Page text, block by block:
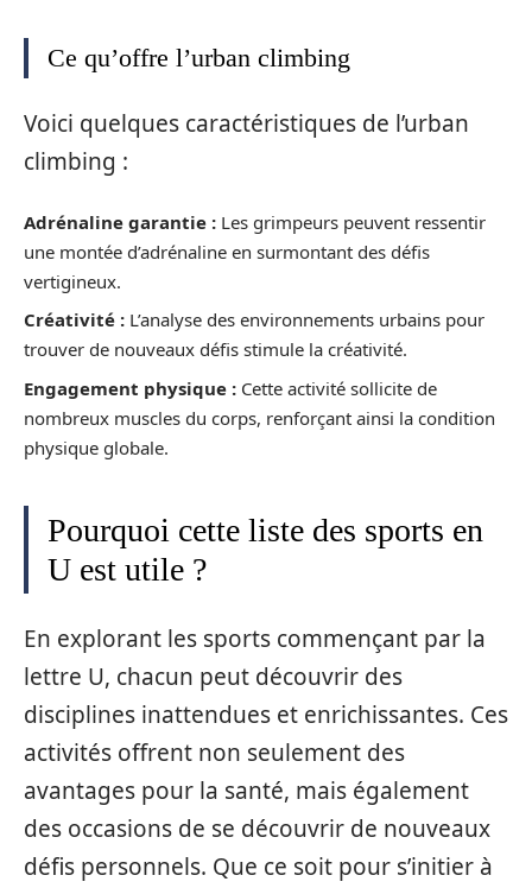
Ce qu’offre l’urban climbing
Voici quelques caractéristiques de l’urban
climbing :
Adrénaline garantie : Les grimpeurs peuvent ressentir
une montée d’adrénaline en surmontant des défis
vertigineux.
Créativité : L’analyse des environnements urbains pour
trouver de nouveaux défis stimule la créativité.
Engagement physique : Cette activité sollicite de
nombreux muscles du corps, renforçant ainsi la condition
physique globale.
Pourquoi cette liste des sports en
U est utile ?
En explorant les sports commençant par la
lettre U, chacun peut découvrir des
disciplines inattendues et enrichissantes. Ces
activités offrent non seulement des
avantages pour la santé, mais également
des occasions de se découvrir de nouveaux
défis personnels. Que ce soit pour s’initier à